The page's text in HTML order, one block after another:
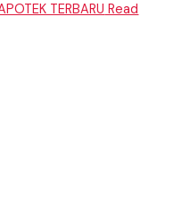
TERBARU Read